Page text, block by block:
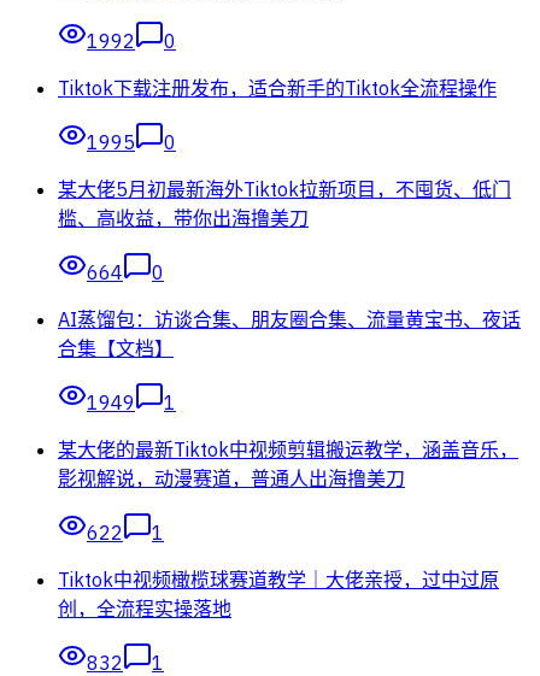
1992
0
Tiktok下载注册发布，适合新手的Tiktok全流程操作
1995
0
某大佬5月初最新海外Tiktok拉新项目，不囤货、低门
槛、高收益，带你出海撸美刀
664
0
AI蒸馏包：访谈合集、朋友圈合集、流量黄宝书、夜话
合集【文档】
1949
1
某大佬的最新Tiktok中视频剪辑搬运教学，涵盖音乐，
影视解说，动漫赛道，普通人出海撸美刀
622
1
Tiktok中视频橄榄球赛道教学｜大佬亲授，过中过原
创，全流程实操落地
832 1